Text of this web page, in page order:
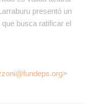
presentó un
busca ratificar el
>